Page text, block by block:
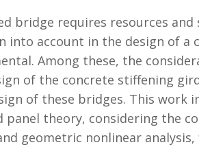
bridge requires resources
into account in the design of a
Among these, the
of the concrete stiffening
of these bridges. This
panel theory, considering the
geometric nonlinear